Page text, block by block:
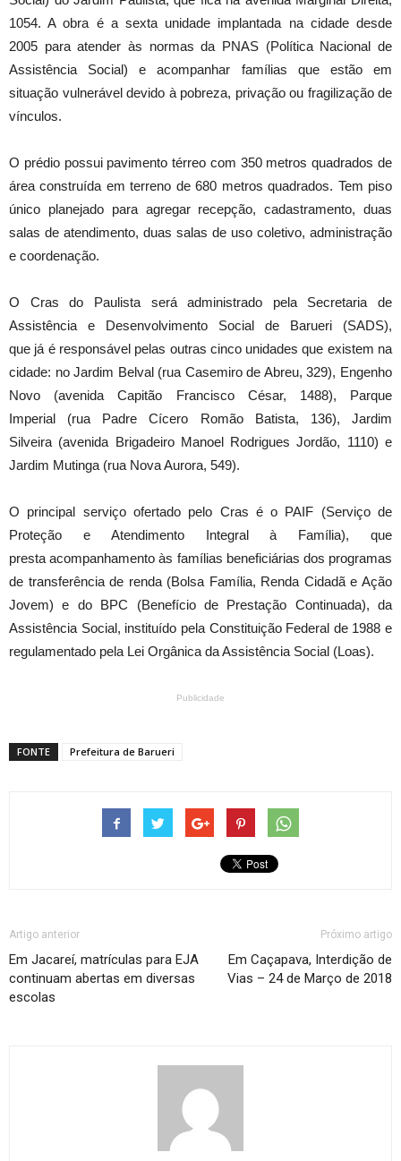
1054. A obra é a sexta unidade implantada na cidade desde
2005 para atender às normas da PNAS (Política Nacional de
Assistência Social) e acompanhar famílias que estão em
situação vulnerável devido à pobreza, privação ou fragilização de
vínculos.
O prédio possui pavimento térreo com 350 metros quadrados de
área construída em terreno de 680 metros quadrados. Tem piso
único planejado para agregar recepção, cadastramento, duas
salas de atendimento, duas salas de uso coletivo, administração
e coordenação.
O Cras do Paulista será administrado pela Secretaria de
Assistência e Desenvolvimento Social de Barueri (SADS),
que já é responsável pelas outras cinco unidades que existem na
cidade: no Jardim Belval (rua Casemiro de Abreu, 329), Engenho
Novo (avenida Capitão Francisco César, 1488), Parque
Imperial (rua Padre Cícero Romão Batista, 136), Jardim
Silveira (avenida Brigadeiro Manoel Rodrigues Jordão, 1110) e
Jardim Mutinga (rua Nova Aurora, 549).
O principal serviço ofertado pelo Cras é o PAIF (Serviço de
Proteção e Atendimento Integral à Família), que
presta acompanhamento às famílias beneficiárias dos programas
de transferência de renda (Bolsa Família, Renda Cidadã e Ação
Jovem) e do BPC (Benefício de Prestação Continuada), da
Assistência Social, instituído pela Constituição Federal de 1988 e
regulamentado pela Lei Orgânica da Assistência Social (Loas).
Publicidade
FONTE Prefeitura de Barueri
Artigo anterior
Em Jacareí, matrículas para EJA
continuam abertas em diversas
escolas
Próximo artigo
Em Caçapava, Interdição de
Vias – 24 de Março de 2018